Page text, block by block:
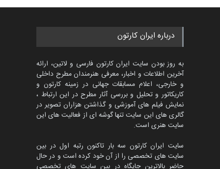
درباره ایران کارتون
به روز بودن سایت ایران کارتون فارسی و لاتین، ارائه
آخرین اطلاعات و اخبار، معرفی هنرمندان مطرح داخلی
و خارجی، اعلام مسابقات جهانی در زمینه کارتون و
کاریکاتور و تحلیل و بررسی آثار مطرح در این ارتباط ،
نمایش فیلم های آموزشی و گذاشتن هزاران تصویر در
گالری های این سایت تنها گوشه ای از فعالیت های این
سایت هنری است.
سایت ایران کارتون سه بار تاکنون رتبه اول در بین
سایت های تخصصی را از آن خود کرده است و در حال
حاضر بالاترین جایگاه در بین سایت های تخصصی